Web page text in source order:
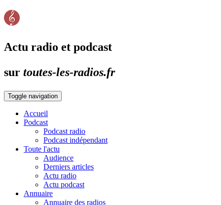
Actu radio et podcast
sur toutes-les-radios.fr
Toggle navigation
Accueil
Podcast
Podcast radio
Podcast indépendant
Toute l'actu
Audience
Derniers articles
Actu radio
Actu podcast
Annuaire
Annuaire des radios